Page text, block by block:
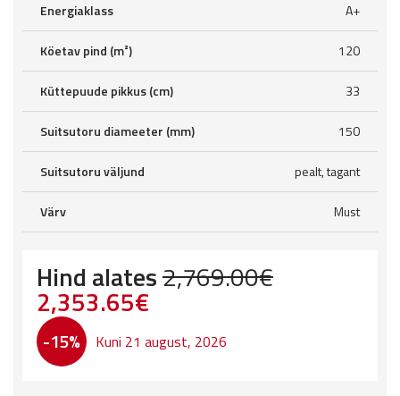
Energiaklass A+
Köetav pind (m²) 120
Küttepuude pikkus (cm) 33
Suitsutoru diameeter (mm) 150
Suitsutoru väljund pealt, tagant
Värv Must
Hind alates2,769.00€
Original
price
was:
2,769.00€.
2,353.65€ Current
is:
-15% Kuni 21 august, 2026